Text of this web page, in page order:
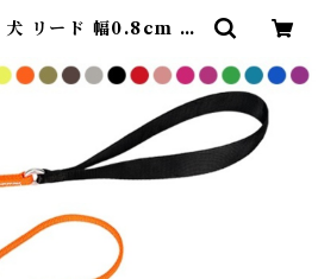
リード 幅0.8cm 全
散歩用リード 丈夫 軽量
シンプル カラフル カ
トイプードル マルチー
ロック付き カラビナ ア
イロン TLL2772 | De
ンチブルドック孔明